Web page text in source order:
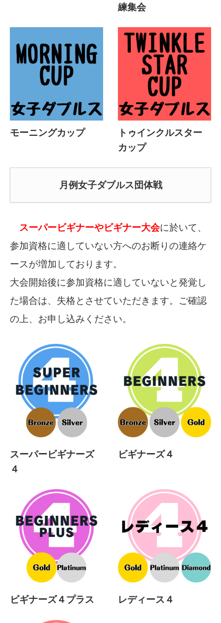
練集会
モーニングカップ
トゥインクルスター
カップ
月例女子ダブルス団体戦
スーパービギナーやビギナー大会に於いて、
参加資格に適していない方へのお断りの連絡ケ
ースが増加しております。
大会開始後に参加資格に適していないと発覚し
た場合は、失格とさせていただきます。ご確認
の上、お申し込みください。
スーパービギナーズ
４
ビギナーズ４
ビギナーズ４プラス レディース４